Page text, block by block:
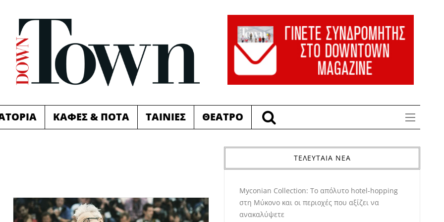
ΚΑΦΕΣ & ΠΟΤΑ ΤΑΙΝΙΕΣ ΘΕΑΤΡΟ
ΤΕΛΕΥΤΑΙΑ ΝΕΑ
Myconian Collection: Το απόλυτο hotel-hopping
στη Μύκονο και οι περιοχές που αξίζει να
ανακαλύψετε